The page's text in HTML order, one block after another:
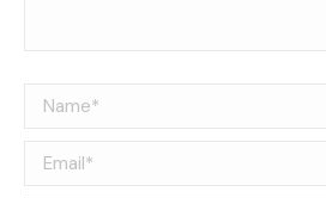
Name *
Email *